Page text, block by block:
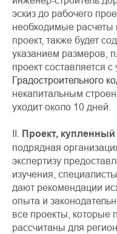
эскиз до рабочего
необходимые расчеты
проект, также будет
указанием размеров,
проект составляется
Градостроительного
некапитальным
уходит около 10 дней.
II. Проект,
подрядная
экспертизу
изучения,
дают рекомендации
опыта и
все проекты, которые
рассчитаны для